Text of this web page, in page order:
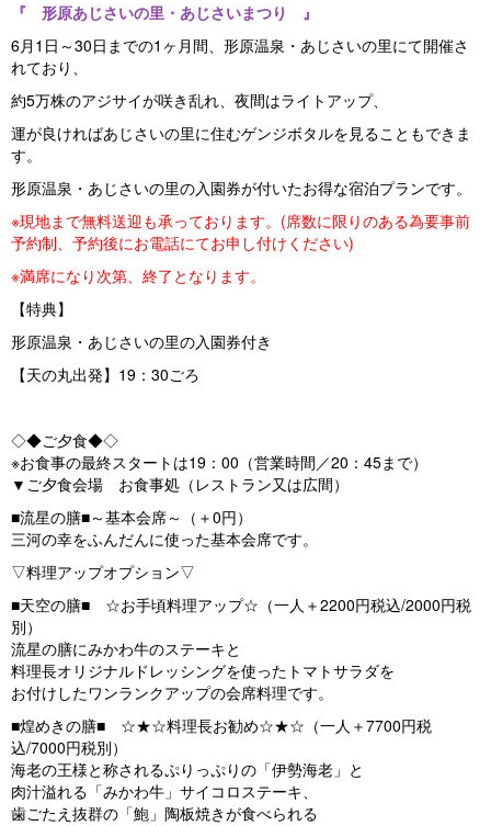
『 形原あじさいの里・あじさいまつり 』
6月1日～30日までの1ヶ月間、形原温泉・あじさいの里にて開催さ
れており、
約5万株のアジサイが咲き乱れ、夜間はライトアップ、
運が良ければあじさいの里に住むゲンジボタルを見ることもできま
す。
形原温泉・あじさいの里の入園券が付いたお得な宿泊プランです。
※現地まで無料送迎も承っております。(席数に限りのある為要事前
予約制、予約後にお電話にてお申し付けください)
※満席になり次第、終了となります。
【特典】
形原温泉・あじさいの里の入園券付き
【天の丸出発】19：30ごろ
◇◆ご夕食◆◇
※お食事の最終スタートは19：00（営業時間／20：45まで）
▼ご夕食会場 お食事処（レストラン又は広間）
■流星の膳■～基本会席～（＋0円）
三河の幸をふんだんに使った基本会席です。
▽料理アップオプション▽
■天空の膳■ ☆お手頃料理アップ☆（一人＋2200円税込/2000円税
別）
流星の膳にみかわ牛のステーキと
料理長オリジナルドレッシングを使ったトマトサラダを
お付けしたワンランクアップの会席料理です。
■煌めきの膳■ ☆★☆料理長お勧め☆★☆（一人＋7700円税
込/7000円税別）
海老の王様と称されるぷりっぷりの「伊勢海老」と
肉汁溢れる「みかわ牛」サイコロステーキ、
歯ごたえ抜群の「鮑」陶板焼きが食べられる